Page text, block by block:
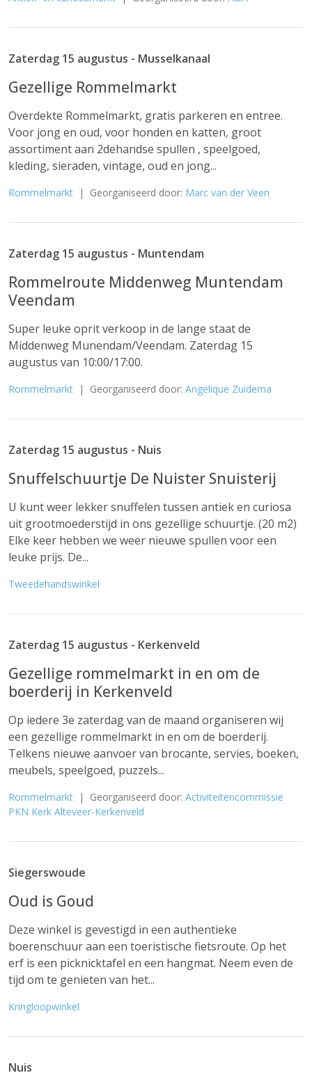
Zaterdag 15 augustus - Musselkanaal
Gezellige Rommelmarkt
Overdekte Rommelmarkt, gratis parkeren en entree.
Voor jong en oud, voor honden en katten, groot
assortiment aan 2dehandse spullen , speelgoed,
kleding, sieraden, vintage, oud en jong...
Rommelmarkt | Georganiseerd door: Marc van der Veen
Zaterdag 15 augustus - Muntendam
Rommelroute Middenweg Muntendam
Veendam
Super leuke oprit verkoop in de lange staat de
Middenweg Munendam/Veendam. Zaterdag 15
augustus van 10:00/17:00.
Rommelmarkt | Georganiseerd door: Angelique Zuidema
Zaterdag 15 augustus - Nuis
Snuffelschuurtje De Nuister Snuisterij
U kunt weer lekker snuffelen tussen antiek en curiosa
uit grootmoederstijd in ons gezellige schuurtje. (20 m2)
Elke keer hebben we weer nieuwe spullen voor een
leuke prijs. De...
Tweedehandswinkel
Zaterdag 15 augustus - Kerkenveld
Gezellige rommelmarkt in en om de
boerderij in Kerkenveld
Op iedere 3e zaterdag van de maand organiseren wij
een gezellige rommelmarkt in en om de boerderij.
Telkens nieuwe aanvoer van brocante, servies, boeken,
meubels, speelgoed, puzzels...
Rommelmarkt | Georganiseerd door: Activiteitencommissie
PKN Kerk Alteveer-Kerkenveld
Siegerswoude
Oud is Goud
Deze winkel is gevestigd in een authentieke
boerenschuur aan een toeristische fietsroute. Op het
erf is een picknicktafel en een hangmat. Neem even de
tijd om te genieten van het...
Kringloopwinkel
Nuis